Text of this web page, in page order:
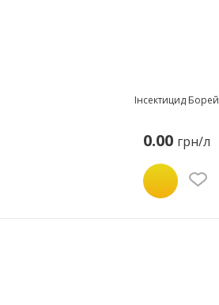
Інсектицид Борей
0.00 грн/л